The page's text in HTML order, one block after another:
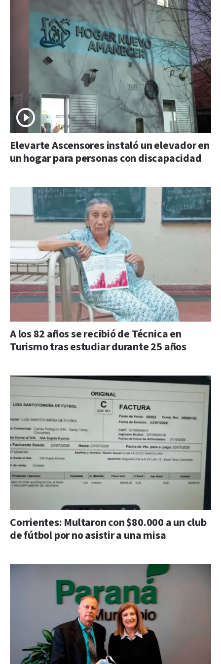
Elevarte Ascensores instaló un elevador en
un hogar para personas con discapacidad
A los 82 años se recibió de Técnica en
Turismo tras estudiar durante 25 años
Corrientes: Multaron con $80.000 a un club
de fútbol por no asistir a una misa